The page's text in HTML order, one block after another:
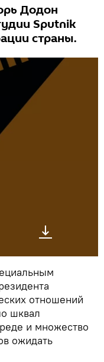
Додон
Sputnik
страны.
отношений
шквал
и множество
ожидать